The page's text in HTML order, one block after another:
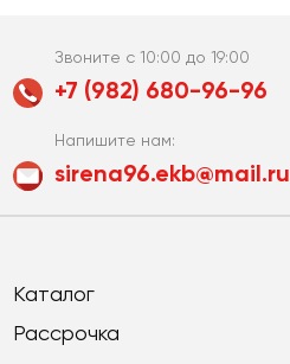
Звоните с 10:00 до 19:00
+7 (982) 680-96-96
Напишите нам:
sirena96.ekb@mail.ru
Каталог
Рассрочка